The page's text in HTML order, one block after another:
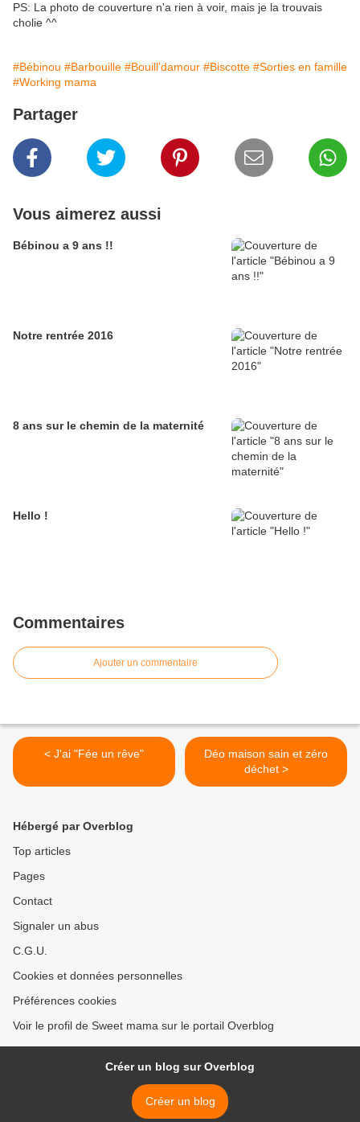
PS: La photo de couverture n'a rien à voir, mais je la trouvais
cholie ^^
#Bébinou #Barbouille #Bouill'damour #Biscotte #Sorties en famille
#Working mama
Partager
Vous aimerez aussi
Bébinou a 9 ans !!
Notre rentrée 2016
8 ans sur le chemin de la maternité
Hello !
Commentaires
Ajouter un commentaire
< J'ai "Fée un rêve"
Déo maison sain et zéro
déchet >
Hébergé par Overblog
Top articles
Pages
Contact
Signaler un abus
C.G.U.
Cookies et données personnelles
Préférences cookies
Voir le profil de Sweet mama sur le portail Overblog
Créer un blog sur Overblog
Créer un blog